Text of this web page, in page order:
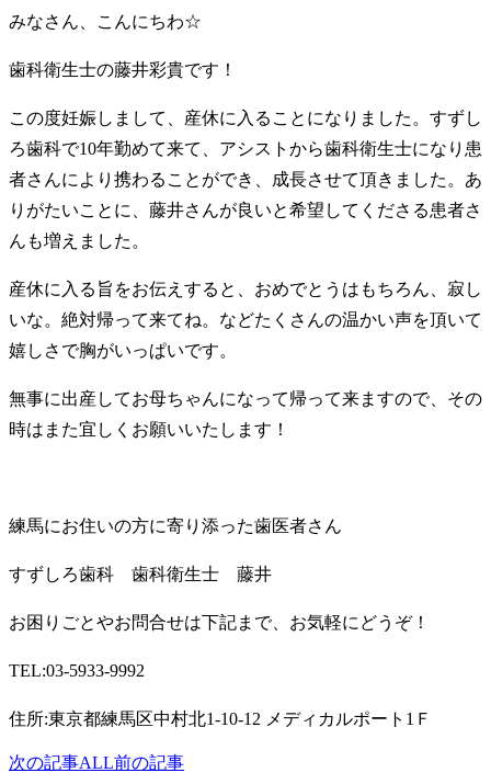
みなさん、こんにちわ☆
歯科衛生士の藤井彩貴です！
この度妊娠しまして、産休に入ることになりました。すずし
ろ歯科で10年勤めて来て、アシストから歯科衛生士になり患
者さんにより携わることができ、成長させて頂きました。あ
りがたいことに、藤井さんが良いと希望してくださる患者さ
んも増えました。
産休に入る旨をお伝えすると、おめでとうはもちろん、寂し
いな。絶対帰って来てね。などたくさんの温かい声を頂いて
嬉しさで胸がいっぱいです。
無事に出産してお母ちゃんになって帰って来ますので、その
時はまた宜しくお願いいたします！
練馬にお住いの方に寄り添った歯医者さん
すずしろ歯科 歯科衛生士 藤井
お困りごとやお問合せは下記まで、お気軽にどうぞ！
TEL:03-5933-9992
住所:東京都練馬区中村北1-10-12 メディカルポート 1 Ｆ
次の記事ALL前の記事